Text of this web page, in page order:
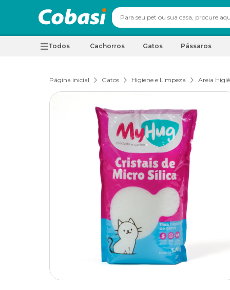
Todos Cachorros Gatos Pássaros
Página inicial Gatos Higiene e Limpeza Areia